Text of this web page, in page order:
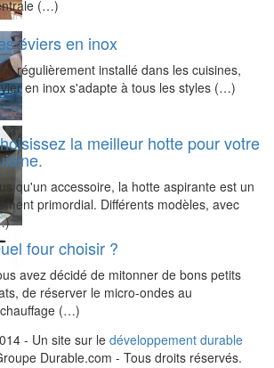
(…)
éviers en inox
régulièrement installé dans les cuisines,
en inox s'adapte à tous les styles (…)
la meilleur hotte pour votre
qu'un accessoire, la hotte aspirante est un
primordial. Différents modèles, avec
four choisir ?
avez décidé de mitonner de bons petits
de réserver le micro-ondes au
(…)
- Un site sur le développement durable
Durable.com - Tous droits réservés.